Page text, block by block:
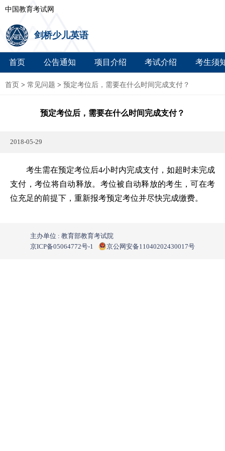
中国教育考试网
剑桥少儿英语
首页 公告通知 项目介绍 考试介绍 考生须
首页 > 常见问题 > 预定考位后，需要在什么时间完成支付？
预定考位后，需要在什么时间完成支付？
2018-05-29
考生需在预定考位后4小时内完成支付，如超时未完成
支付，考位将自动释放。考位被自动释放的考生，可在考
位充足的前提下，重新报考预定考位并尽快完成缴费。
主办单位 : 教育部教育考试院
京ICP备05064772号-1
京公网安备11040202430017号